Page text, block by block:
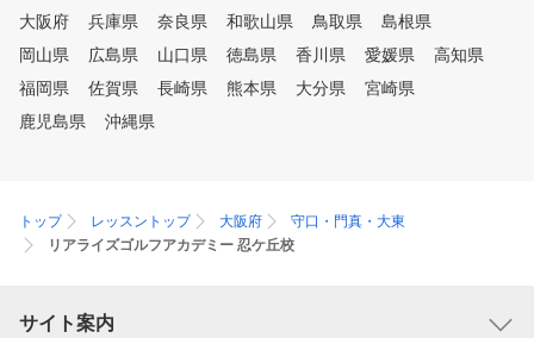
大阪府
兵庫県 奈良県 和歌山県 鳥取県
島根県
岡山県
広島県 山口県 徳島県 香川県 愛媛県
高知県
福岡県
佐賀県 長崎県 熊本県 大分県
宮崎県
鹿児島県
沖縄県
トップ レッスントップ 大阪府
守口・門真・大東
リアライズゴルフアカデミー 忍ケ丘校
サイト案内